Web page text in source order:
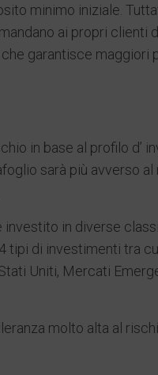
minimo iniziale.
ai propri clienti
garantisce maggiori
in base al profilo d’
sarà più avverso
in diverse
di investimenti tra
Uniti, Mercati
molto alta al